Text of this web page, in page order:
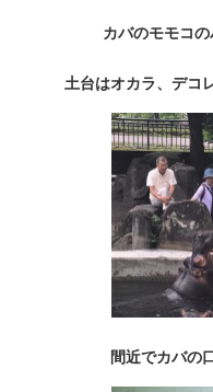
カバのモモコ
土台はオカラ、デコ
間近でカバの